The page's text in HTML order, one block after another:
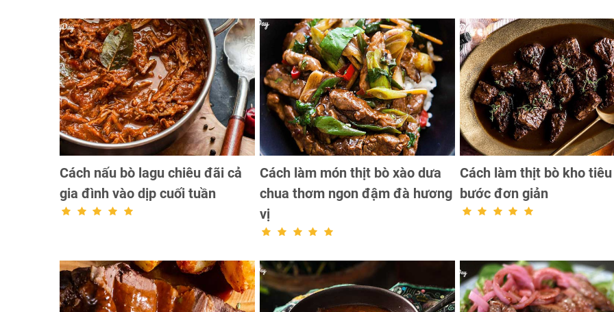
Cách nấu bò lagu chiêu đãi cả
gia đình vào dịp cuối tuần
Cách làm món thịt bò xào dưa
chua thơm ngon đậm đà hương
vị
Cách làm thịt bò kho
bước đơn giản